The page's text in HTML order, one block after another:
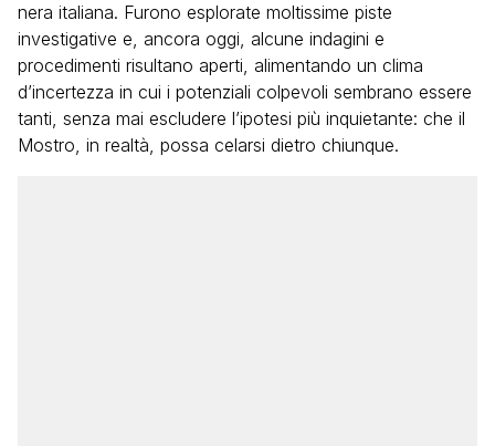
nera italiana. Furono esplorate moltissime piste
investigative e, ancora oggi, alcune indagini e
procedimenti risultano aperti, alimentando un clima
d’incertezza in cui i potenziali colpevoli sembrano essere
tanti, senza mai escludere l’ipotesi più inquietante: che il
Mostro, in realtà, possa celarsi dietro chiunque.